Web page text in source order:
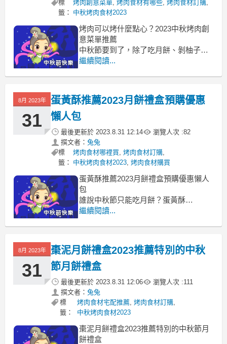
標
籤：
烤肉創意菜單, 烤肉食材有哪些, 烤肉食材訂購,
中秋烤肉食材2023
烤肉可以烤什麼點心？2023中秋烤肉創
意菜單推薦
中秋節要到了，除了吃月餅、剝柚子烤
肉創意菜單
烤肉新創意 烤肉食譜推薦 烤肉必備蔬菜
烤肉串食譜 烤肉食材排行 露營烤肉菜單
最令我期待的就是烤肉
繼續閱讀...
8月 2023年
31
蛋黃酥推薦2023月餅禮盒預購優惠
懶人包
最後更新於 2023.8.31 12:14 瀏覽人次 :82
撰文者： 兔兔
標
籤：
烤肉食材哪裡買, 烤肉食材訂購,
中秋烤肉食材2023, 烤肉食材購買
蛋黃酥推薦2023月餅禮盒預購優惠懶人
包
誰說中秋節只能吃月餅？蛋黃酥
蛋黃酥ptt, 蛋黃酥dcard, 蛋黃酥推薦
餡料豐富但是又不會油膩蛋黃酥
好吃的味道令人回味無窮蛋黃酥
客戶親友都想收到的中秋禮盒！
繼續閱讀...
8月 2023年
31
棗泥月餅禮盒2023推薦特別的中秋
節月餅禮盒
最後更新於 2023.8.31 12:06 瀏覽人次 :111
撰文者： 兔兔
標
籤：
烤肉食材宅配推薦,烤肉食材訂購,
中秋烤肉食材2023
棗泥月餅禮盒2023推薦特別的中秋節月
餅禮盒